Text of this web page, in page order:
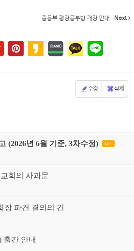
중등부 평강공부방 개강 안내 Next
수정 삭제
(2026년 6월 기준, 3차수정) UP
회의 사과문
장 파견 결의의 건
출간 안내